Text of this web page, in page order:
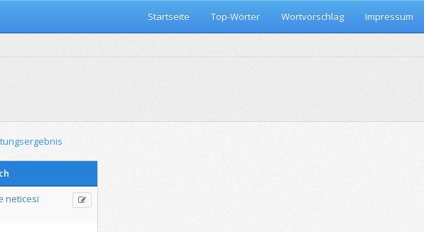
Startseite Top-Wörter Wortvorschlag Impressum
neticesi